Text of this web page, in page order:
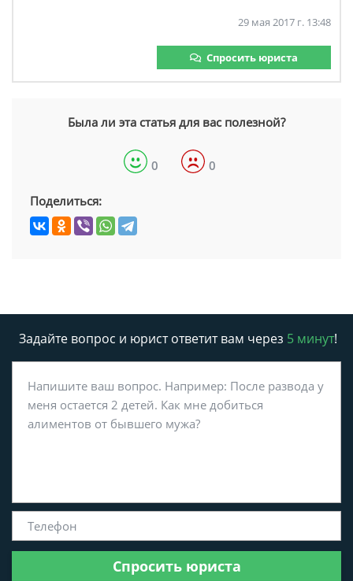
29 мая 2017 г. 13:48
Спросить юриста
Была ли эта статья для вас полезной?
0 0
Поделиться:
Задайте вопрос и юрист ответит вам через 5 минут!
Спросить юриста